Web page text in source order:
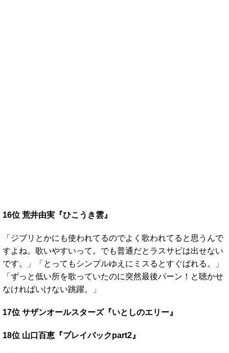
16位 荒井由実『ひこうき雲』
「ジブリとかにも使われてるのでよく歌われてると思うんで
すよね。歌いやすいって。でも普通だとラスサビは出せない
です。」「とってもシンプルゆえにミスるとすぐばれる。」
「ずっと低い所を歌っていたのに突然最後パーン！と聴かせ
なければいけない跳躍。」
17位 サザンオールスターズ『いとしのエリー』
18位 山口百恵『プレイバックpart2』